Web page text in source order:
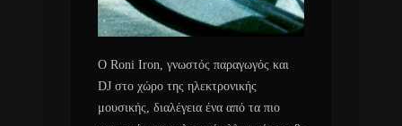
O Roni Iron, γνωστός παραγωγός και
DJ στο χώρο της ηλεκτρονικής
μουσικής, διαλέγεια ένα από τα πιο